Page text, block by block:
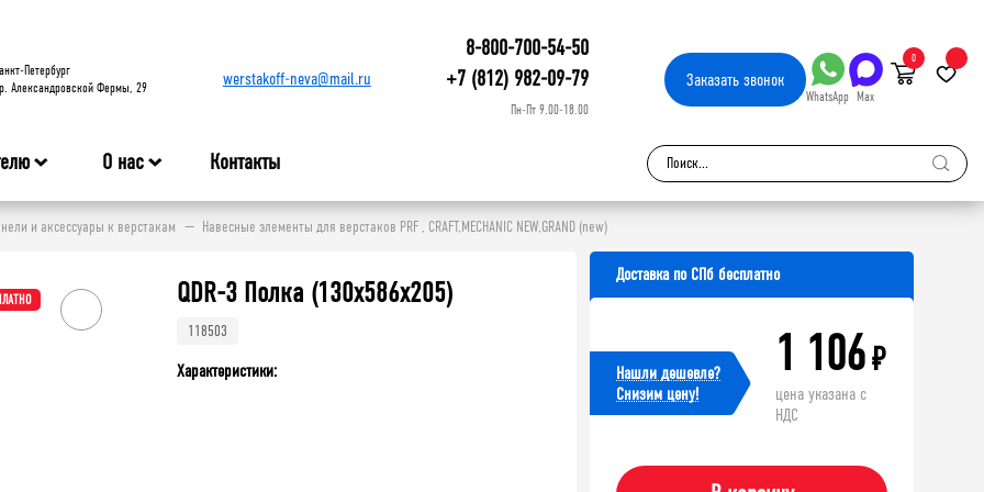
Петербург
Александровской Фермы, 29
werstakoff-neva@mail.ru
8-800-700-54-50
+7 (812) 982-09-79
Пн-Пт 9.00-18.00
Заказатьзвонок
WhatsApp Max
0
О нас Контакты
и аксессуары к верстакам Навесные элементы для верстаков PRF , CRAFT,MECHANIC NEW,GRAND (new)
QDR-3 Полка (130х586х205)
118503
Характеристики:
Доставка по СПб бесплатно
Нашли дешевле?
Cнизим цену!
1 106₽
цена указана с
НДС